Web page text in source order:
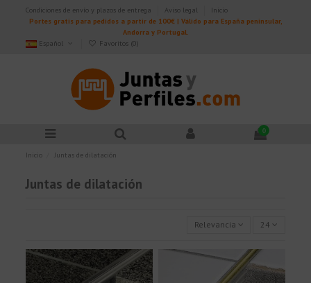
Condiciones de envío y plazos de entrega Aviso legal
Inicio
Portes gratis para pedidos a partir de 100€ | Válido para España peninsular,
Andorra y Portugal.
Español
Favoritos (0)
0
Inicio Juntas de dilatación
Juntas de dilatación
Relevancia 24